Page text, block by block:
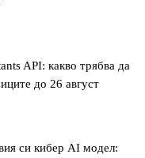
API: какво трябва да
до 26 август
си кибер AI модел: